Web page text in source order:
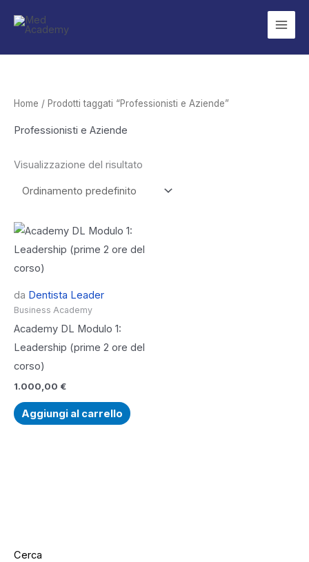
Cerca
Home / Prodotti taggati “Professionisti e Aziende”
Professionisti e Aziende
Visualizzazione del risultato
da Dentista Leader
Business Academy
Academy DL Modulo 1:
Leadership (prime 2 ore del
corso)
1.000,00 €
Aggiungi al carrello